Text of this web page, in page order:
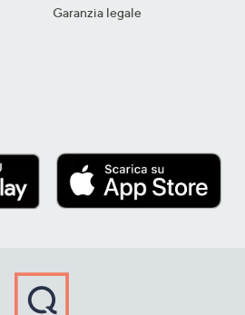
Garanzia legale